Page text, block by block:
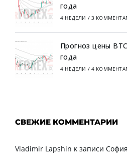
года
4 НЕДЕЛИ / 3
Прогноз цены
года
4 НЕДЕЛИ / 4
СВЕЖИЕ КОММЕНТАРИИ
Vladimir Lapshin к записи